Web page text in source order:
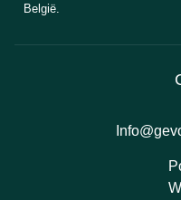
België.